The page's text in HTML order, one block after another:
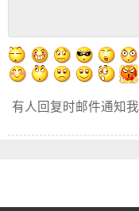
有人回复时邮件通知我